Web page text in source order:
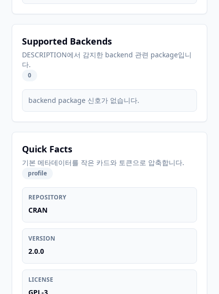
Supported Backends
DESCRIPTION에서 감지한 backend 관련 package입니
다.
0
backend package 신호가 없습니다.
Quick Facts
기본 메타데이터를 작은 카드와 토큰으로 압축합니다.
profile
REPOSITORY
CRAN
VERSION
2.0.0
LICENSE